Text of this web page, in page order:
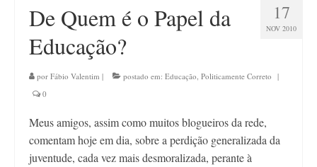
17
NOV 2010
De Quem é o Papel da
Educação?
por Fábio Valentim | postado em: Educação, Politicamente Correto |
0
Meus amigos, assim como muitos blogueiros da rede,
comentam hoje em dia, sobre a perdição generalizada da
juventude, cada vez mais desmoralizada, perante à